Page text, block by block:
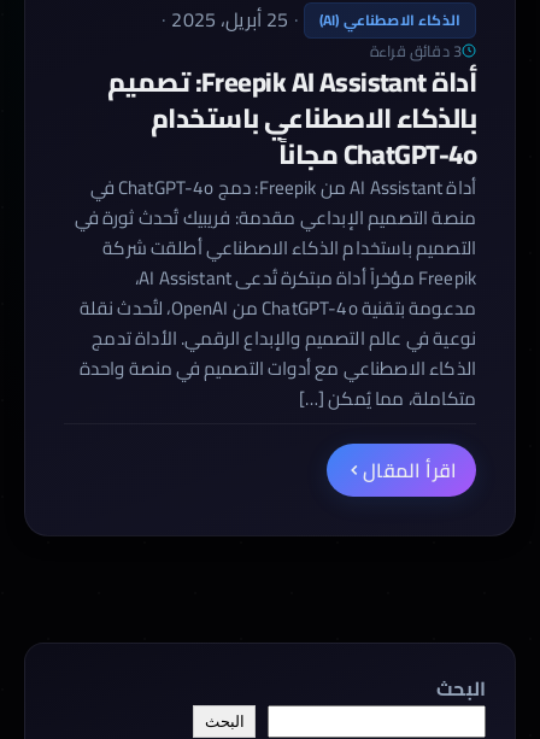
الذكاء الاصطناعي (AI) · 25 أبريل، 2025 ·
3 دقائق قراءة
أداة Freepik AI Assistant: تصميم
بالذكاء الاصطناعي باستخدام
ChatGPT-4o مجاناً
أداة AI Assistant من Freepik: دمج ChatGPT-4o في
منصة التصميم الإبداعي مقدمة: فريبيك تُحدث ثورة في
التصميم باستخدام الذكاء الاصطناعي أطلقت شركة
Freepik مؤخراً أداة مبتكرة تُدعى AI Assistant،
مدعومة بتقنية ChatGPT-4o من OpenAI، لتُحدث نقلة
نوعية في عالم التصميم والإبداع الرقمي. الأداة تدمج
الذكاء الاصطناعي مع أدوات التصميم في منصة واحدة
متكاملة، مما يُمكن […]
اقرأ المقال
البحث
البحث